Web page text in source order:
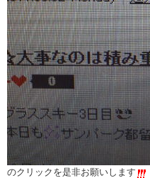
のクリックを是非お願いします